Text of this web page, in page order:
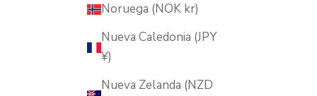
Noruega (NOK kr)
Nueva Caledonia (JPY
¥)
Nueva Zelanda (NZD